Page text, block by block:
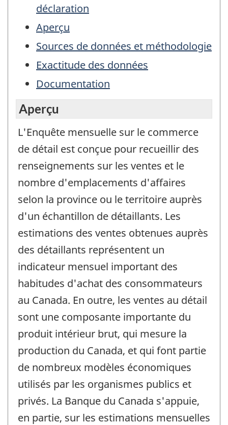
déclaration
Aperçu
Sources de données et méthodologie
Exactitude des données
Documentation
Aperçu
L'Enquête mensuelle sur le commerce
de détail est conçue pour recueillir des
renseignements sur les ventes et le
nombre d'emplacements d'affaires
selon la province ou le territoire auprès
d'un échantillon de détaillants. Les
estimations des ventes obtenues auprès
des détaillants représentent un
indicateur mensuel important des
habitudes d'achat des consommateurs
au Canada. En outre, les ventes au détail
sont une composante importante du
produit intérieur brut, qui mesure la
production du Canada, et qui font partie
de nombreux modèles économiques
utilisés par les organismes publics et
privés. La Banque du Canada s'appuie,
en partie, sur les estimations mensuelles